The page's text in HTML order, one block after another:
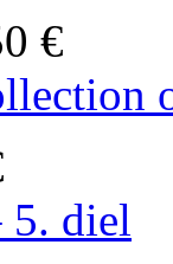
€
5. diel